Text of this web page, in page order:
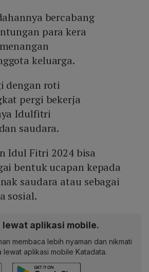
bercabang
para kera
keluarga.
dengan roti
pergi bekerja
Idulfitri
saudara.
Idul Fitri 2024 bisa
bentuk ucapan kepada
saudara atau sebagai
sosial.
aplikasi mobile.
membaca lebih nyaman dan nikmati
lewat aplikasi mobile Katadata.